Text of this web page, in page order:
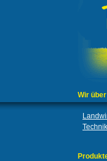
Wir
Technik